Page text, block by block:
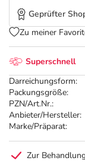
Superschnell
Darreichungsform:
Packungsgröße:
PZN/Art.Nr.:
Anbieter/Hersteller:
Marke/Präparat:
Geprüfter
Zu meiner
Zur